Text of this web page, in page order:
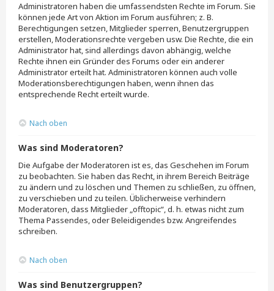
Administratoren haben die umfassendsten Rechte im Forum. Sie
können jede Art von Aktion im Forum ausführen; z. B.
Berechtigungen setzen, Mitglieder sperren, Benutzergruppen
erstellen, Moderationsrechte vergeben usw. Die Rechte, die ein
Administrator hat, sind allerdings davon abhängig, welche
Rechte ihnen ein Gründer des Forums oder ein anderer
Administrator erteilt hat. Administratoren können auch volle
Moderationsberechtigungen haben, wenn ihnen das
entsprechende Recht erteilt wurde.
Nach oben
Was sind Moderatoren?
Die Aufgabe der Moderatoren ist es, das Geschehen im Forum
zu beobachten. Sie haben das Recht, in ihrem Bereich Beiträge
zu ändern und zu löschen und Themen zu schließen, zu öffnen,
zu verschieben und zu teilen. Üblicherweise verhindern
Moderatoren, dass Mitglieder „offtopic“, d. h. etwas nicht zum
Thema Passendes, oder Beleidigendes bzw. Angreifendes
schreiben.
Nach oben
Was sind Benutzergruppen?